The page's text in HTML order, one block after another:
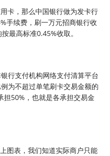
卡，那么中国银行做为发卡行
手续费，刷一万元招商银行收
最高标准0.45%收取。
行支付机构网络支付清算平台
为不超过单笔刷卡交易金额的
50%，也就是各承担交易金
图表，我们知道实际商户只能